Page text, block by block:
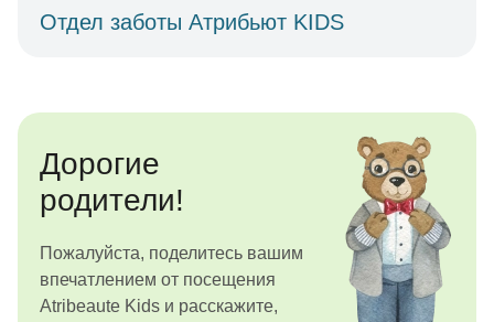
Отдел заботы Атрибьют KIDS
Дорогие
родители!
Пожалуйста, поделитесь вашим
впечатлением от посещения
Atribeaute Kids и расскажите,